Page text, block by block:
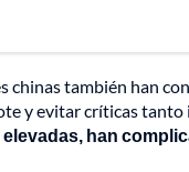
chinas también han
y evitar críticas tanto
han